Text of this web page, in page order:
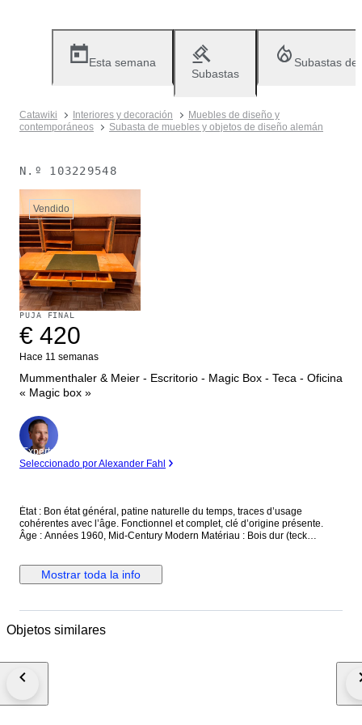
Esta semana
Subastas
Subastas
Catawiki Interiores y decoración
Muebles de diseño y
contemporáneos
Subasta de muebles y objetos de diseño alemán
N.º 103229548
Vendido
PUJA FINAL
€ 420
Hace 11 semanas
Mummenthaler & Meier - Escritorio - Magic Box - Teca - Oficina
« Magic box »
Experto
Seleccionado por Alexander Fahl
État : Bon état général, patine naturelle du temps, traces d’usage
cohérentes avec l’âge. Fonctionnel et complet, clé d’origine présente.
Âge : Années 1960, Mid-Century Modern Matériau : Bois dur (teck
profondeur x 113,5 cm de hauteur. Ouvert : 167 cm de largeur x 80 cm de
profondeur Couleurs : Brun chaud, surface verte Informations
Mummenthaler & Meier, Suisse. Cabinet pliant qui se transforme en
nombreux casiers de rangement, tiroirs et compartiments. Clé d’origine
Mostrar toda la info
Objetos similares